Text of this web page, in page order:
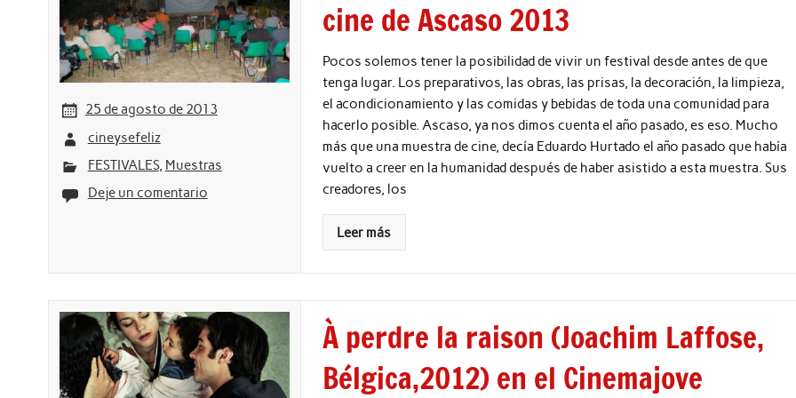
25 de agosto de 2013
cineysefeliz
FESTIVALES, Muestras
Deje un comentario
cine de Ascaso 2013
Pocos solemos tener la posibilidad de vivir un festival desde antes de que
tenga lugar. Los preparativos, las obras, las prisas, la decoración, la limpieza,
el acondicionamiento y las comidas y bebidas de toda una comunidad para
hacerlo posible. Ascaso, ya nos dimos cuenta el año pasado, es eso. Mucho
más que una muestra de cine, decía Eduardo Hurtado el año pasado que había
vuelto a creer en la humanidad después de haber asistido a esta muestra. Sus
creadores, los
Leer más
À perdre la raison (Joachim Laffose,
Bélgica,2012) en el Cinemajove